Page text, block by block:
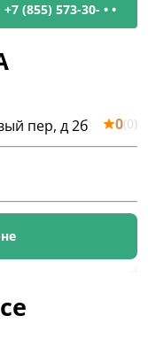
+7 (855) 573-30- • •
пер, д 2б 0(0)